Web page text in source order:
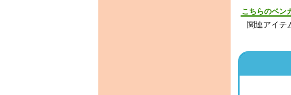
こちらのベン
関連アイテ